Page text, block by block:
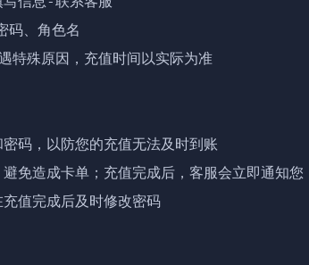
码、角色名
特殊原因，充值时间以实际为准
码，以防您的充值无法及时到账
免造成卡单；充值完成后，客服会立即通知您
值完成后及时修改密码